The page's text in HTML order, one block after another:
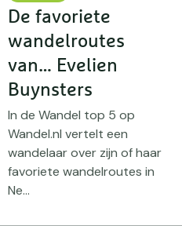
De favoriete
wandelroutes
van… Evelien
Buynsters
In de Wandel top 5 op
Wandel.nl vertelt een
wandelaar over zijn of haar
favoriete wandelroutes in
Ne...